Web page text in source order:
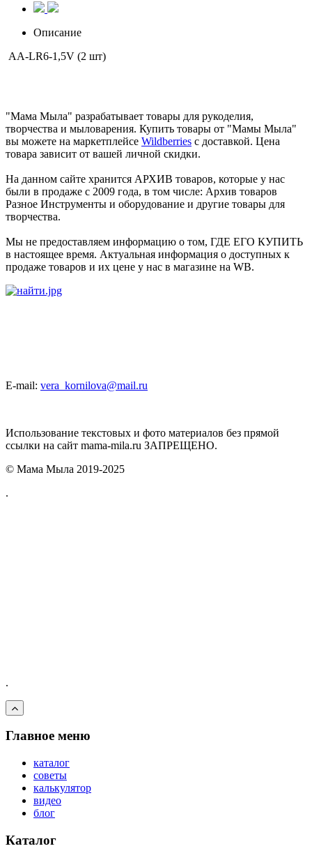
Описание
АА-LR6-1,5V (2 шт)
"Мама Мыла" разрабатывает товары для рукоделия,
творчества и мыловарения. Купить товары от "Мамы Мыла"
вы можете на маркетплейсе Wildberries с доставкой. Цена
товара зависит от вашей личной скидки.
На данном сайте хранится АРХИВ товаров, которые у нас
были в продаже с 2009 года, в том числе: Архив товаров
Разное Инструменты и оборудование и другие товары для
творчества.
Мы не предоставляем информацию о том, ГДЕ ЕГО КУПИТЬ
в настоящее время. Актуальная информация о доступных к
продаже товаров и их цене у нас в магазине на WB.
E-mail: vera_kornilova@mail.ru
Использование текстовых и фото материалов без прямой
ссылки на сайт mama-mila.ru ЗАПРЕЩЕНО.
© Мама Мыла 2019-2025
.
.
Главное меню
каталог
советы
калькулятор
видео
блог
Каталог